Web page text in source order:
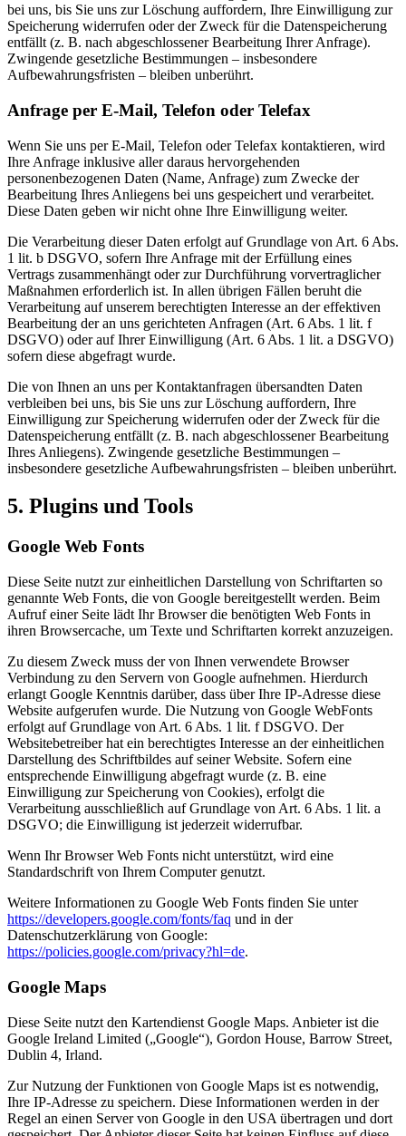
bei uns, bis Sie uns zur Löschung auffordern, Ihre Einwilligung zur
Speicherung widerrufen oder der Zweck für die Datenspeicherung
entfällt (z. B. nach abgeschlossener Bearbeitung Ihrer Anfrage).
Zwingende gesetzliche Bestimmungen – insbesondere
Aufbewahrungsfristen – bleiben unberührt.
Anfrage per E-Mail, Telefon oder Telefax
Wenn Sie uns per E-Mail, Telefon oder Telefax kontaktieren, wird
Ihre Anfrage inklusive aller daraus hervorgehenden
personenbezogenen Daten (Name, Anfrage) zum Zwecke der
Bearbeitung Ihres Anliegens bei uns gespeichert und verarbeitet.
Diese Daten geben wir nicht ohne Ihre Einwilligung weiter.
Die Verarbeitung dieser Daten erfolgt auf Grundlage von Art. 6 Abs.
1 lit. b DSGVO, sofern Ihre Anfrage mit der Erfüllung eines
Vertrags zusammenhängt oder zur Durchführung vorvertraglicher
Maßnahmen erforderlich ist. In allen übrigen Fällen beruht die
Verarbeitung auf unserem berechtigten Interesse an der effektiven
Bearbeitung der an uns gerichteten Anfragen (Art. 6 Abs. 1 lit. f
DSGVO) oder auf Ihrer Einwilligung (Art. 6 Abs. 1 lit. a DSGVO)
sofern diese abgefragt wurde.
Die von Ihnen an uns per Kontaktanfragen übersandten Daten
verbleiben bei uns, bis Sie uns zur Löschung auffordern, Ihre
Einwilligung zur Speicherung widerrufen oder der Zweck für die
Datenspeicherung entfällt (z. B. nach abgeschlossener Bearbeitung
Ihres Anliegens). Zwingende gesetzliche Bestimmungen –
insbesondere gesetzliche Aufbewahrungsfristen – bleiben unberührt.
5. Plugins und Tools
Google Web Fonts
Diese Seite nutzt zur einheitlichen Darstellung von Schriftarten so
genannte Web Fonts, die von Google bereitgestellt werden. Beim
Aufruf einer Seite lädt Ihr Browser die benötigten Web Fonts in
ihren Browsercache, um Texte und Schriftarten korrekt anzuzeigen.
Zu diesem Zweck muss der von Ihnen verwendete Browser
Verbindung zu den Servern von Google aufnehmen. Hierdurch
erlangt Google Kenntnis darüber, dass über Ihre IP-Adresse diese
Website aufgerufen wurde. Die Nutzung von Google WebFonts
erfolgt auf Grundlage von Art. 6 Abs. 1 lit. f DSGVO. Der
Websitebetreiber hat ein berechtigtes Interesse an der einheitlichen
Darstellung des Schriftbildes auf seiner Website. Sofern eine
entsprechende Einwilligung abgefragt wurde (z. B. eine
Einwilligung zur Speicherung von Cookies), erfolgt die
Verarbeitung ausschließlich auf Grundlage von Art. 6 Abs. 1 lit. a
DSGVO; die Einwilligung ist jederzeit widerrufbar.
Wenn Ihr Browser Web Fonts nicht unterstützt, wird eine
Standardschrift von Ihrem Computer genutzt.
Weitere Informationen zu Google Web Fonts finden Sie unter
https://developers.google.com/fonts/faq und in der
Datenschutzerklärung von Google:
https://policies.google.com/privacy?hl=de.
Google Maps
Diese Seite nutzt den Kartendienst Google Maps. Anbieter ist die
Google Ireland Limited („Google“), Gordon House, Barrow Street,
Dublin 4, Irland.
Zur Nutzung der Funktionen von Google Maps ist es notwendig,
Ihre IP-Adresse zu speichern. Diese Informationen werden in der
Regel an einen Server von Google in den USA übertragen und dort